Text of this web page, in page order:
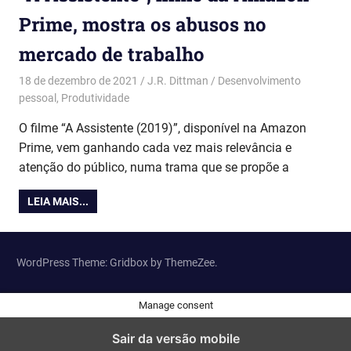
Prime, mostra os abusos no
mercado de trabalho
18 de dezembro de 2021 J.R. Dittman
Desenvolvimento
pessoal, Produtividade
O filme “A Assistente (2019)”, disponível na Amazon
Prime, vem ganhando cada vez mais relevância e
atenção do público, numa trama que se propõe a
LEIA MAIS...
WordPress Theme: Gridbox by ThemeZee.
Manage consent
Sair da versão mobile